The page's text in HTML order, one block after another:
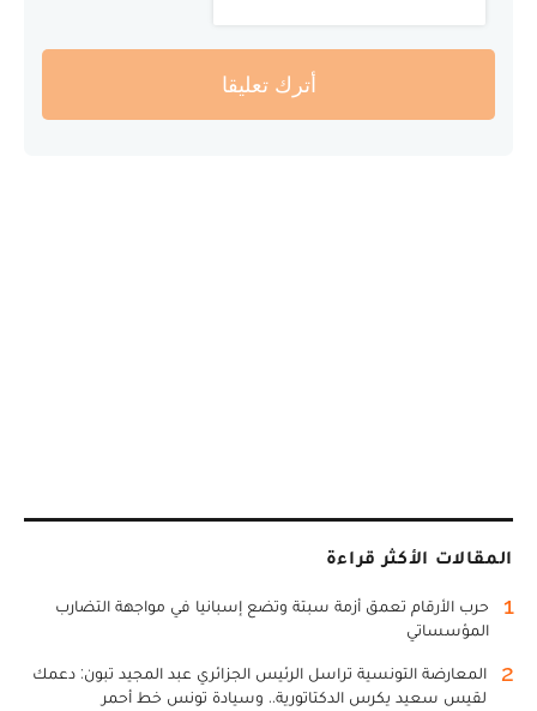
أترك تعليقا
المقالات الأكثر قراءة
1
حرب الأرقام تعمق أزمة سبتة وتضع إسبانيا في مواجهة التضارب
المؤسساتي
2
المعارضة التونسية تراسل الرئيس الجزائري عبد المجيد تبون: دعمك
لقيس سعيد يكرس الدكتاتورية.. وسيادة تونس خط أحمر